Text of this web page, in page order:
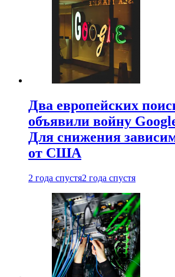
Два европейских
объявили войну
Для снижения
от США
2 года спустя2 года спустя